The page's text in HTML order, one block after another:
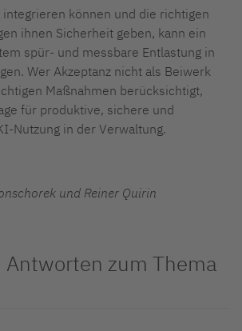
können und die richtigen
ihnen Sicherheit geben, kann ein
spür- und messbare Entlastung in
Wer Akzeptanz nicht als Beiwerk
Maßnahmen berücksichtigt,
für produktive, sichere und
Nutzung in der Verwaltung.
und Reiner Quirin
Antworten zum Thema